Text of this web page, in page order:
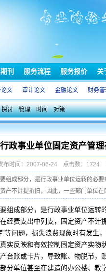
刊 服务流程 服务报价 关
文 审计论文 金融论文 财务
探讨 管理 时间 对策
行政事业单位固定资产管
布时间：2007-06-24 点击数：1724
成部分，是行政事业单位运转的必要
产不计提折旧，因此，一些部门单位
成部分，是行政事业单位运转
经费支出中列支，固定资产不
”等问题，损失浪费现象时有
实反映和有效控制固定资产实
台账或卡片，导致账、物脱节
分单位甚至在建造的办公楼、